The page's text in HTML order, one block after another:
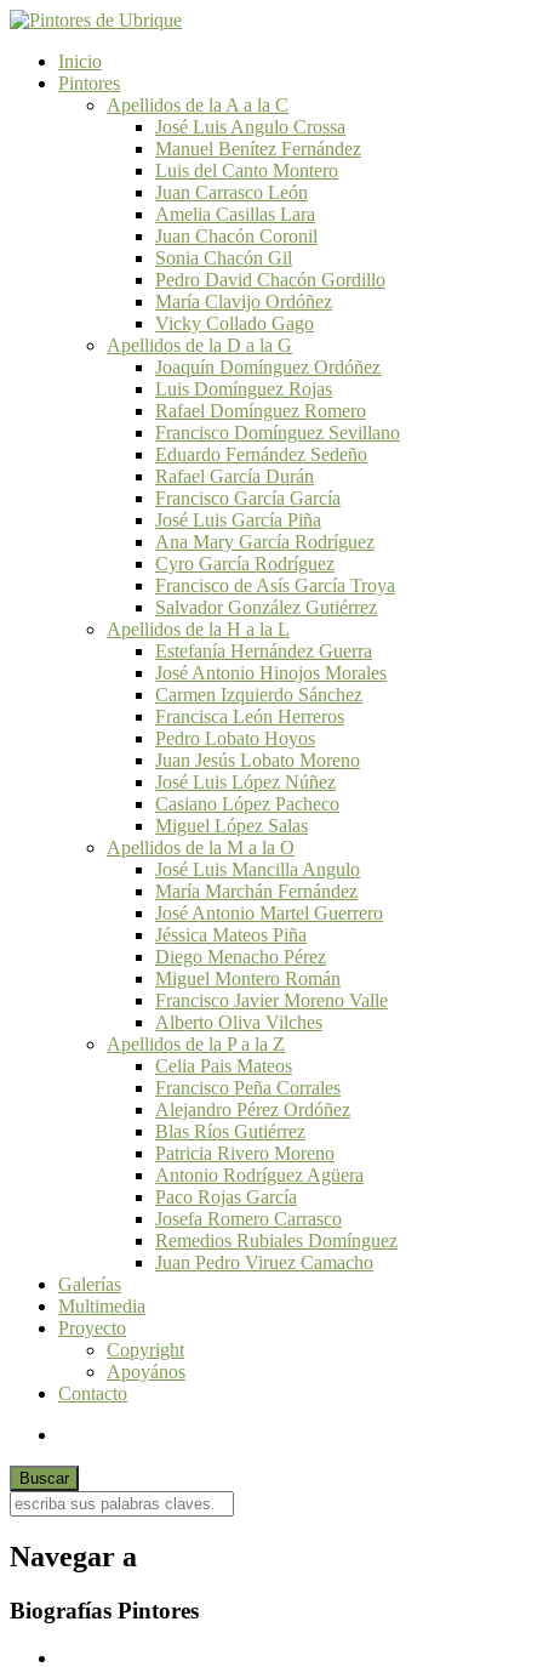
Inicio
Pintores
Apellidos de la A a la C
José Luis Angulo Crossa
Manuel Benítez Fernández
Luis del Canto Montero
Juan Carrasco León
Amelia Casillas Lara
Juan Chacón Coronil
Sonia Chacón Gil
Pedro David Chacón Gordillo
María Clavijo Ordóñez
Vicky Collado Gago
Apellidos de la D a la G
Joaquín Domínguez Ordóñez
Luis Domínguez Rojas
Rafael Domínguez Romero
Francisco Domínguez Sevillano
Eduardo Fernández Sedeño
Rafael García Durán
Francisco García García
José Luis García Piña
Ana Mary García Rodríguez
Cyro García Rodríguez
Francisco de Asís García Troya
Salvador González Gutiérrez
Apellidos de la H a la L
Estefanía Hernández Guerra
José Antonio Hinojos Morales
Carmen Izquierdo Sánchez
Francisca León Herreros
Pedro Lobato Hoyos
Juan Jesús Lobato Moreno
José Luis López Núñez
Casiano López Pacheco
Miguel López Salas
Apellidos de la M a la O
José Luis Mancilla Angulo
María Marchán Fernández
José Antonio Martel Guerrero
Jéssica Mateos Piña
Diego Menacho Pérez
Miguel Montero Román
Francisco Javier Moreno Valle
Alberto Oliva Vilches
Apellidos de la P a la Z
Celia Pais Mateos
Francisco Peña Corrales
Alejandro Pérez Ordóñez
Blas Ríos Gutiérrez
Patricia Rivero Moreno
Antonio Rodríguez Agüera
Paco Rojas García
Josefa Romero Carrasco
Remedios Rubiales Domínguez
Juan Pedro Viruez Camacho
Galerías
Multimedia
Proyecto
Copyright
Apoyános
Contacto
Navegar a
Biografías Pintores